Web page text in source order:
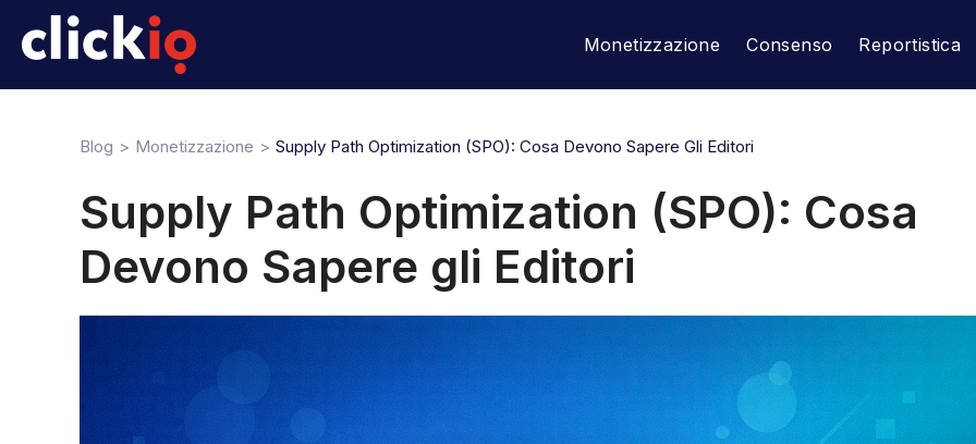
Monetizzazione Consenso Reportistica
Blog Monetizzazione Supply Path Optimization (SPO): Cosa Devono Sapere Gli Editori
Supply Path Optimization (SPO): Cosa
Devono Sapere gli Editori